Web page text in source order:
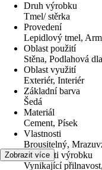
Druh výrobku
Tmel/ stěrka
Provedení
Lepidlový tmel,
Oblast použití
Stěna, Podlahová
Oblast využití
Exteriér, Interiér
Základní barva
Šedá
Materiál
Cement, Písek
Vlastnosti
Brousitelný,
Přednosti výrobku
Vynikající
Zobrazit více